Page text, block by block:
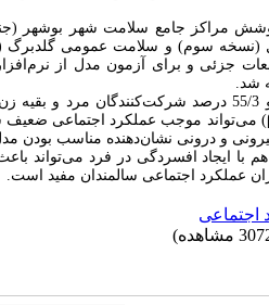
نوع همبستگی، 318 سالمند تحت پوشش مراکز جامع
(نسخه سوم) و سلامت عمومی
در این مطالعه، میانگین سنی سالمندان شرکت‌‌کننده 5/87±66/74 بود
و درونی نشان‌دهنده مناسب بودن
با ایجاد افسردگی در فرد می‌تواند
عملکرد اجتماعی سالمندان مفید است.
اجتماعی